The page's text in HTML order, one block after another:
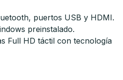
puertos USB y HDMI.
preinstalado.
Full HD táctil con tecnología